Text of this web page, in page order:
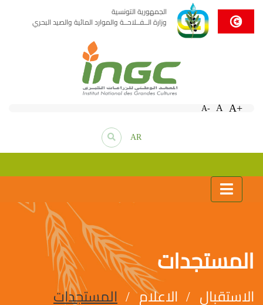
الجمهورية التونسية
وزارة الــفــلاحــة والموارد المائية والصيد البحري
A- A A+
AR
المستجدات
الاستقبال الاعلام المستجدات